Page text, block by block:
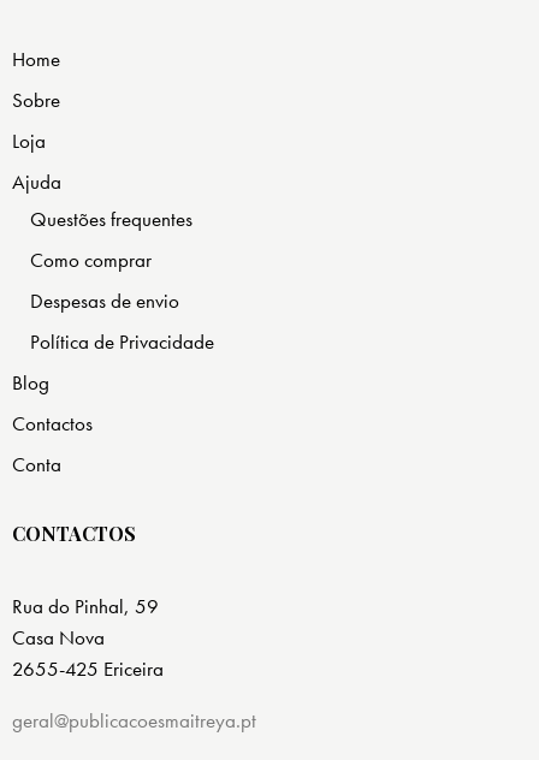
Home
Sobre
Loja
Ajuda
Questões frequentes
Como comprar
Despesas de envio
Política de Privacidade
Blog
Contactos
Conta
CONTACTOS
Rua do Pinhal, 59
Casa Nova
2655-425 Ericeira
geral@publicacoesmaitreya.pt